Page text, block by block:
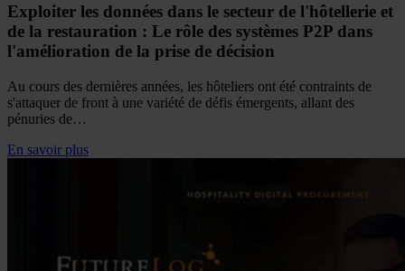
Exploiter les données dans le secteur de l'hôtellerie et
de la restauration : Le rôle des systèmes P2P dans
l'amélioration de la prise de décision
Au cours des dernières années, les hôteliers ont été contraints de
s'attaquer de front à une variété de défis émergents, allant des
pénuries de…
En savoir plus